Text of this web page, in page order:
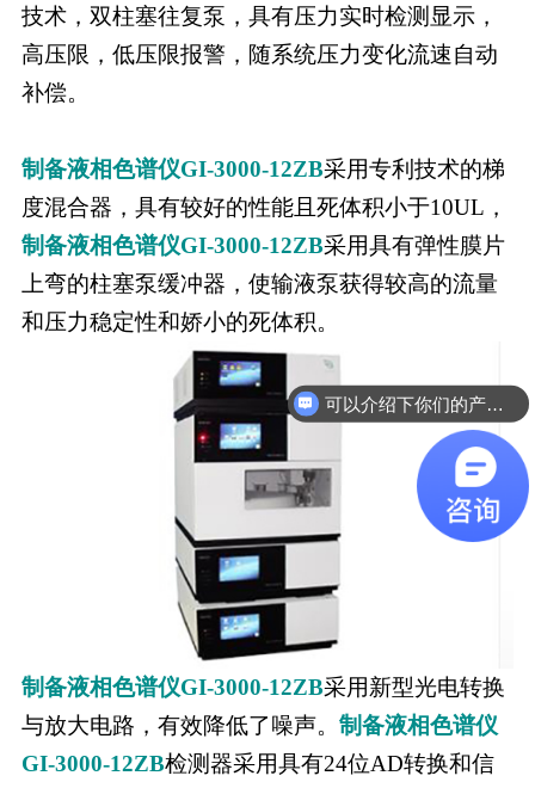
技术，双柱塞往复泵，具有压力实时检测显示，
高压限，低压限报警，随系统压力变化流速自动
补偿。
制备液相色谱仪GI-3000-12ZB采用专利技术的梯
度混合器，具有较好的性能且死体积小于10UL，
制备液相色谱仪GI-3000-12ZB采用具有弹性膜片
上弯的柱塞泵缓冲器，使输液泵获得较高的流量
和压力稳定性和娇小的死体积。
制备液相色谱仪GI-3000-12ZB采用新型光电转换
与放大电路，有效降低了噪声。 制备液相色谱仪
GI-3000-12ZB检测器采用具有24位AD转换和信
可以介绍下你们的产品么